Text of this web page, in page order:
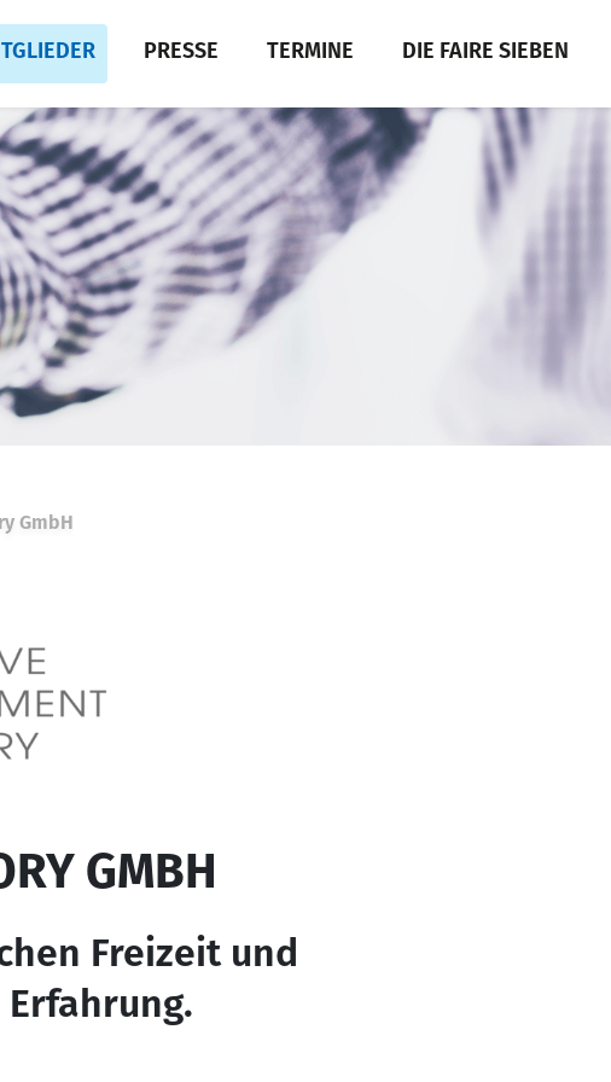
PRESSE TERMINE DIE FAIRE SIEBEN
GmbH
GMBH
Freizeit und